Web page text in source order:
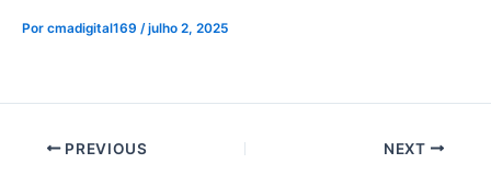
Por cmadigital169 /julho 2, 2025
PREVIOUS NEXT